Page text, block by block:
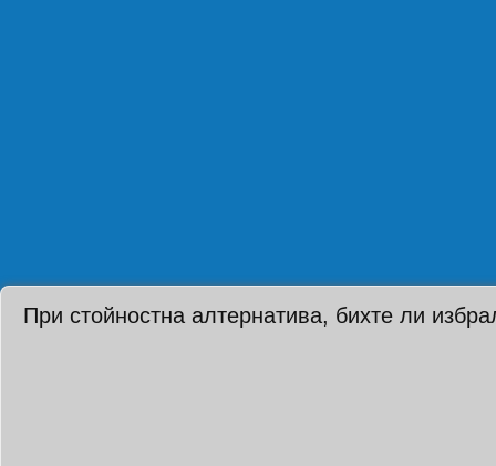
При стойностна алтернатива, бихте ли